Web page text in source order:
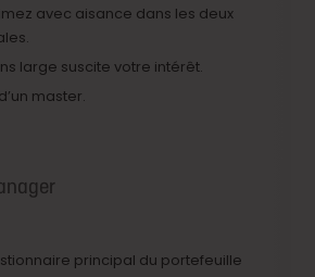
avec aisance dans les deux
large suscite votre intérêt.
master.
principal du portefeuille